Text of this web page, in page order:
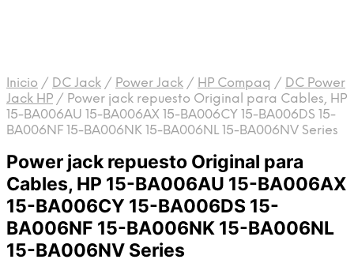
Inicio / DC Jack / Power Jack / HP Compaq / DC Power
Jack HP / Power jack repuesto Original para Cables, HP
15-BA006AU 15-BA006AX 15-BA006CY 15-BA006DS 15-
BA006NF 15-BA006NK 15-BA006NL 15-BA006NV Series
Power jack repuesto Original para
Cables, HP 15-BA006AU 15-BA006AX
15-BA006CY 15-BA006DS 15-
BA006NF 15-BA006NK 15-BA006NL
15-BA006NV Series